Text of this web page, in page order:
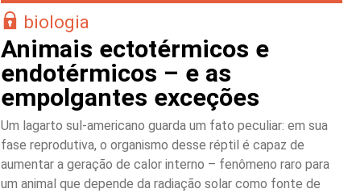
biologia
Animais ectotérmicos e
endotérmicos – e as
empolgantes exceções
Um lagarto sul-americano guarda um fato peculiar: em sua
fase reprodutiva, o organismo desse réptil é capaz de
aumentar a geração de calor interno – fenômeno raro para
um animal que depende da radiação solar como fonte de